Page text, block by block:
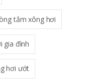
tắm xông hơi
gia đình
hơi ướt